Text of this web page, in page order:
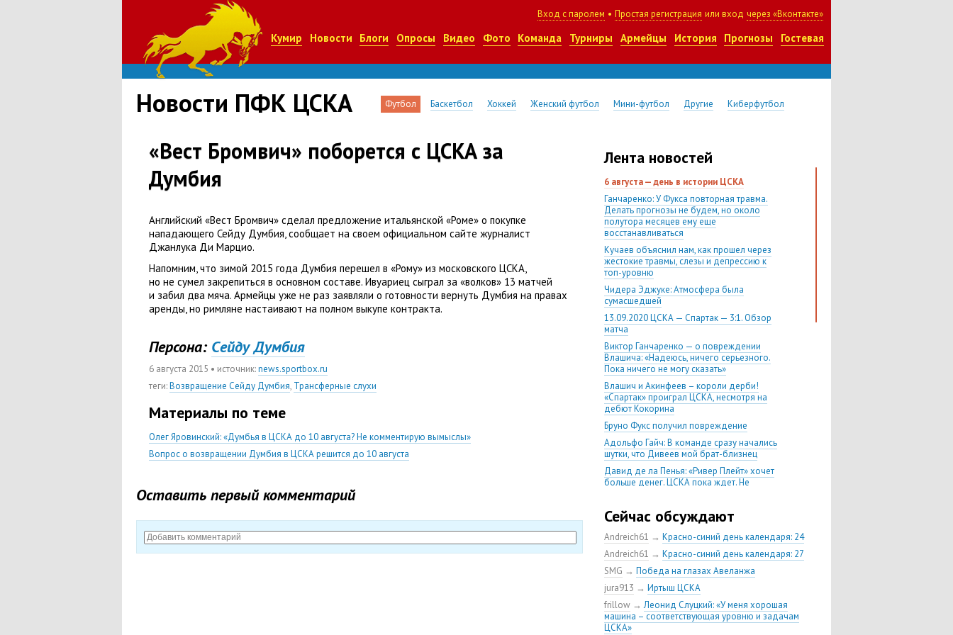
Вход с паролем • Простая регистрация или вход через «Вконтакте»
Кумир Новости Блоги Опросы Видео Фото Команда Турниры Армейцы История Прогнозы Гостевая
Новости ПФК ЦСКА Футбол Баскетбол Хоккей Женский футбол Мини-футбол Другие Киберфутбол
«Вест Бромвич» поборется с ЦСКА за
Думбия
Английский «Вест Бромвич» сделал предложение итальянской «Роме» о покупке
нападающего Сейду Думбия, сообщает на своем официальном сайте журналист
Джанлука Ди Марцио.
Напомним, что зимой 2015 года Думбия перешел в «Рому» из московского ЦСКА,
но не сумел закрепиться в основном составе. Ивуариец сыграл за «волков» 13 матчей
и забил два мяча. Армейцы уже не раз заявляли о готовности вернуть Думбия на правах
аренды, но римляне настаивают на полном выкупе контракта.
Персона: Cейду Думбия
6 августа 2015 • источник:news.sportbox.ru
теги:Возвращение Сейду Думбия, Трансферные слухи
Материалы по теме
Олег Яровинский: «Думбья в ЦСКА до 10 августа? Не комментирую вымыслы»
Вопрос о возвращении Думбия в ЦСКА решится до 10 августа
Оставить первый комментарий
Лента новостей
6 августа — день в истории ЦСКА
Ганчаренко: У Фукса повторная травма.
Делать прогнозы не будем, но около
полутора месяцев ему еще
восстанавливаться
Кучаев объяснил нам, как прошел через
жестокие травмы, слезы и депрессию к
топ-уровню
Чидера Эджуке: Атмосфера была
сумасшедшей
13.09.2020 ЦСКА — Спартак — 3:1. Обзор
матча
Виктор Ганчаренко — о повреждении
Влашича: «Надеюсь, ничего серьезного.
Пока ничего не могу сказать»
Влашич и Акинфеев – короли дерби!
«Спартак» проиграл ЦСКА, несмотря на
дебют Кокорина
Бруно Фукс получил повреждение
Адольфо Гайч: В команде сразу начались
шутки, что Дивеев мой брат-близнец
Давид де ла Пенья: «Ривер Плейт» хочет
больше денег. ЦСКА пока ждет. Не
08.08.2020 Химки — ЦСКА — 0:2. Обзор
матча
Первый матч сезона в РПЛ —
увереннейшая победа ЦСКА. Гончаренко
выпустил 11 россиян в старте
Ганчаренко — о Гайче: «Если покупаем за
большие деньги, значит, рассчитываем как
на основного форварда»
Ганчаренко: «Влашича сложно заменить,
но Кучаеву и Дзагоеву сегодня это
Сейчас обсуждают
Andreich61 → Красно-синий день календаря: 24
Andreich61 → Красно-синий день календаря: 27
SMG → Победа на глазах Авеланжа
jura913 → Иртыш ЦСКА
frillow →Леонид Слуцкий: «У меня хорошая
машина – соответствующая уровню и задачам
ЦСКА»